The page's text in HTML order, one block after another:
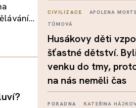
CIVILIZACE
APOLENA
TŮMOVÁ
Husákovy děti
šťastné dětství.
venku do tmy,
na nás neměli čas
PORADNA KATEŘINA